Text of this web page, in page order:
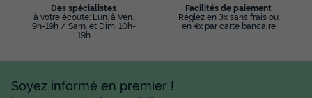
Des spécialistes
à votre écoute: Lun. à Ven.
9h-19h / Sam. et Dim. 10h-
19h
Facilités de paiement
Réglez en 3x sans frais ou
en 4x par carte bancaire
Soyez informé en premier !